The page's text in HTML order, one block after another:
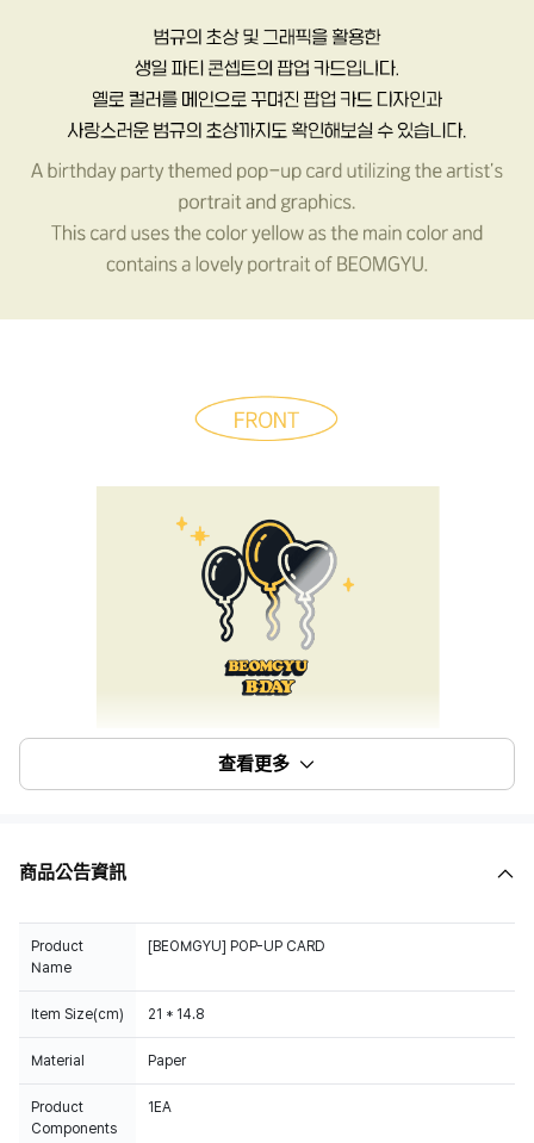
查看更多
商品公告資訊
Product
Name
[BEOMGYU] POP-UP CARD
Item Size(cm) 21 * 14.8
Material Paper
Product
Components
1EA